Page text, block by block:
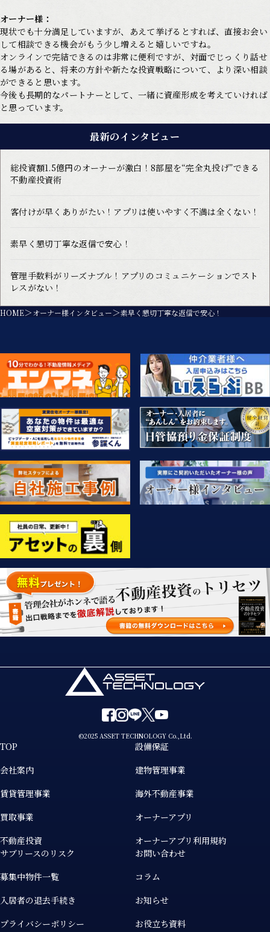
オーナー様：
現状でも十分満足していますが、あえて挙げるとすれば、直接お会い
して相談できる機会がもう少し増えると嬉しいですね。
オンラインで完結できるのは非常に便利ですが、対面でじっくり話せ
る場があると、将来の方針や新たな投資戦略について、より深い相談
ができると思います。
今後も長期的なパートナーとして、一緒に資産形成を考えていければ
と思っています。
最新のインタビュー
総投資額1.5億円のオーナーが激白！8部屋を“完全丸投げ”できる
不動産投資術
客付けが早くありがたい！アプリは使いやすく不満は全くない！
素早く懇切丁寧な返信で安心！
管理手数料がリーズナブル！アプリのコミュニケーションでスト
レスがない！
HOME オーナー様インタビュー 素早く懇切丁寧な返信で安心！
©2025 ASSET TECHNOLOGY Co.,Ltd.
TOP
会社案内
賃貸管理事業
買取事業
不動産投資
設備保証
建物管理事業
海外不動産事業
オーナーアプリ
オーナーアプリ利用規約
サブリースのリスク
募集中物件一覧
入居者の退去手続き
プライバシーポリシー
お問い合わせ
コラム
お知らせ
お役立ち資料